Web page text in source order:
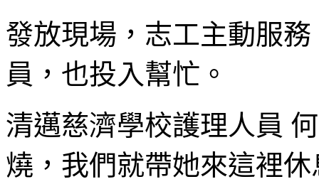
發放現場，志工主動服
員，也投入幫忙。
清邁慈濟學校護理人員
燒，我們就帶她來這裡